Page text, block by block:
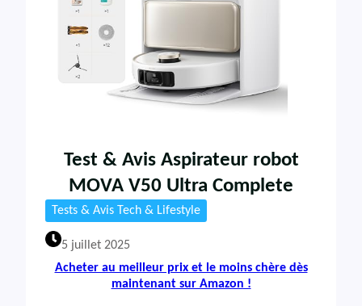
Test & Avis Aspirateur robot
MOVA V50 Ultra Complete
Tests & Avis Tech & Lifestyle
5 juillet 2025
Acheter au meilleur prix et le moins chère dès
maintenant sur Amazon !